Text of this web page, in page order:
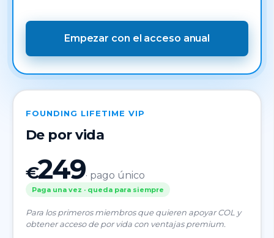
Empezar con el acceso anual
FOUNDING LIFETIME VIP
De por vida
€249· pago único
Paga una vez · queda para siempre
Para los primeros miembros que quieren apoyar COL y
obtener acceso de por vida con ventajas premium.